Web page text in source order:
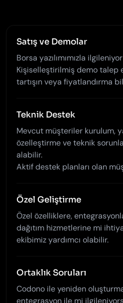
Satış ve Demolar
Borsa yazılımımızla
Kişiselleştirilmiş demo talep
tartışın veya fiyatlandırma
Teknik Destek
Mevcut müşteriler kurulum,
özelleştirme ve teknik
alabilir.
Aktif destek planları olan
Özel Geliştirme
Özel özelliklere,
dağıtım hizmetlerine mi
ekibimiz yardımcı olabilir.
Ortaklık Soruları
Codono ile yeniden
entegrasyon ile mi